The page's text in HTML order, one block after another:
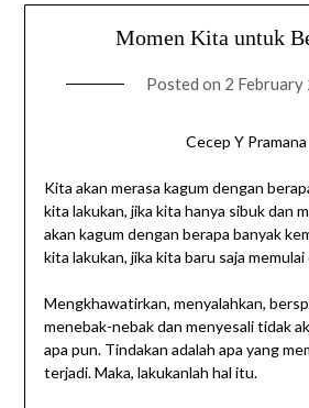
Momen Kita untuk
Posted on 2 February
Cecep Y Pramana
Kita akan merasa kagum dengan
kita lakukan, jika kita hanya sibuk dan
akan kagum dengan berapa banyak
kita lakukan, jika kita baru saja
Mengkhawatirkan, menyalahkan,
menebak-nebak dan menyesali tidak
apa pun. Tindakan adalah apa yang
terjadi. Maka, lakukanlah hal itu.